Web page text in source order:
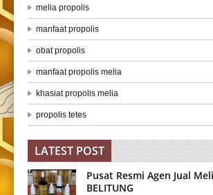
melia propolis
manfaat propolis
obat propolis
manfaat propolis melia
khasiat propolis melia
propolis tetes
LATEST POST
Pusat Resmi Agen Jual
BELITUNG